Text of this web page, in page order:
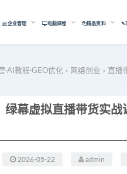
企业管理 电脑课程 精品资料 ✎
教程·GEO优化 > 网络创业 > 直播
2026-05-22 admin